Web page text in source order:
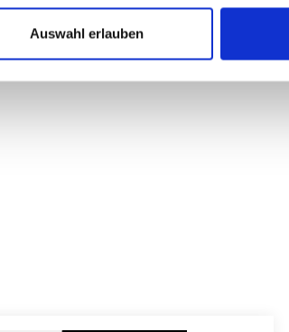
Auswahl erlauben
Wollfilz
Doppelt